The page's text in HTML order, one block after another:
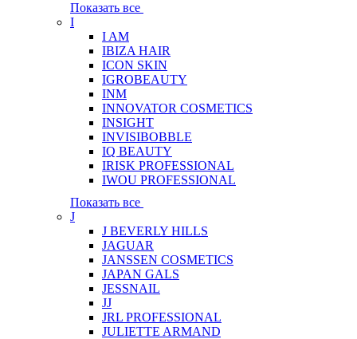
Показать все
I
I AM
IBIZA HAIR
ICON SKIN
IGROBEAUTY
INM
INNOVATOR COSMETICS
INSIGHT
INVISIBOBBLE
IQ BEAUTY
IRISK PROFESSIONAL
IWOU PROFESSIONAL
Показать все
J
J BEVERLY HILLS
JAGUAR
JANSSEN COSMETICS
JAPAN GALS
JESSNAIL
JJ
JRL PROFESSIONAL
JULIETTE ARMAND